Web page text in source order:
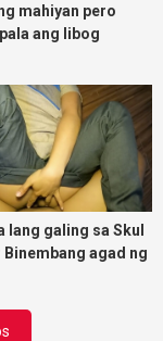
mahiyan pero
ang libog
lang galing sa Skul
Binembang agad ng